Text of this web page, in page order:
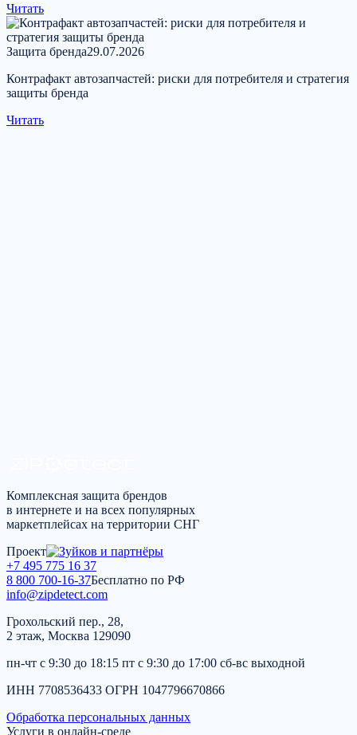
Читать
Защита бренда29.07.2026
Контрафакт автозапчастей: риски для потребителя и стратегия
защиты бренда
Читать
Комплексная защита брендов
в интернете и на всех популярных
маркетплейсах на территории СНГ
Проект
+7 495 775 16 37
8 800 700-16-37Бесплатно по РФ
info@zipdetect.com
Грохольский пер., 28,
2 этаж, Москва 129090
пн-чт с 9:30 до 18:15 пт с 9:30 до 17:00 сб-вс выходной
ИНН 7708536433 ОГРН 1047796670866
Обработка персональных данных
Услуги в онлайн-среде